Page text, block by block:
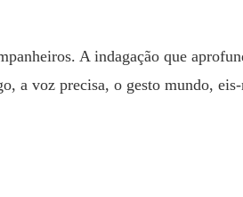
a voz precisa, o gesto mundo,